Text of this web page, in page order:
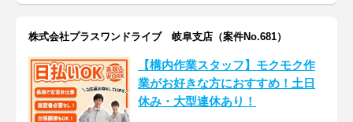
株式会社プラスワンドライブ 岐阜支店（案件No.681）
【構内作業スタッフ】モクモク作
業がお好きな方におすすめ！土日
休み・大型連休あり！